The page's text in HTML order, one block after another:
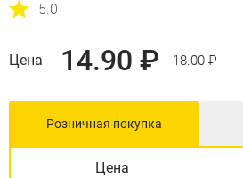
5.0
Цена 14.90 ₽ 18.00 ₽
Розничная покупка
Цена